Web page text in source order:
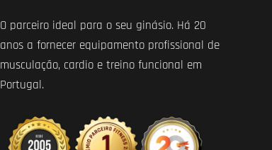
O parceiro ideal para o seu ginásio. Há 20
anos a fornecer equipamento profissional de
musculação, cardio e treino funcional em
Portugal.